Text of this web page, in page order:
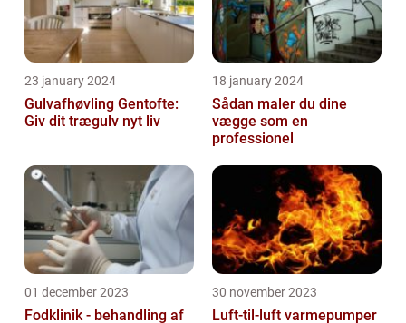
23 january 2024
Gulvafhøvling Gentofte:
Giv dit trægulv nyt liv
18 january 2024
Sådan maler du dine
vægge som en
professionel
01 december 2023
Fodklinik - behandling af
30 november 2023
Luft-til-luft varmepumper